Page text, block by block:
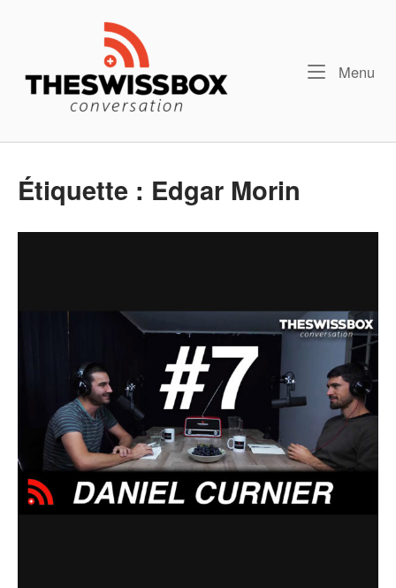
Menu
Étiquette : Edgar Morin